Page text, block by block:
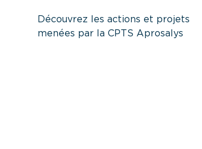
Découvrez les actions et projets
menées par la CPTS Aprosalys